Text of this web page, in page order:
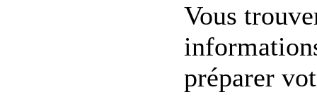
Vous
préparer